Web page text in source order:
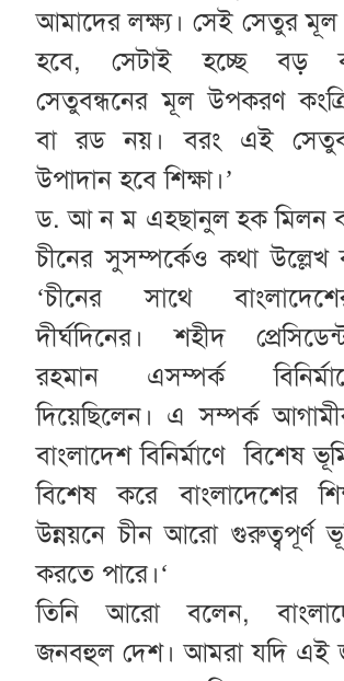
আমাদের লক্ষ্য। সেই সেতুর
হবে, সেটাই হচ্ছে বড়
সেতুবন্ধনের মূল উপকরণ
বা রড নয়। বরং এই
উপাদান হবে শিক্ষা।’
ড. আ ন ম এহছানুল হক মিলন
চীনের সুসম্পর্কেও কথা
‘চীনের সাথে
দীর্ঘদিনের। শহীদ
রহমান এসম্পর্ক
দিয়েছিলেন। এ সম্পর্ক
বাংলাদেশ বিনির্মাণে বিশেষ
বিশেষ করে বাংলাদেশের
উন্নয়নে চীন আরো গুরুত্বপূর্ণ
করতে পারে।‘
তিনি আরো বলেন,
জনবহুল দেশ। আমরা যদি এই